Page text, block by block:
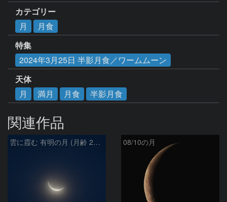
カテゴリー
月
月食
特集
2024年3月25日 半影月食／ワームムーン
天体
月
満月 月食 半影月食
関連作品
雲に霞む 有明の月 (月齢 26.4) 08/10の月